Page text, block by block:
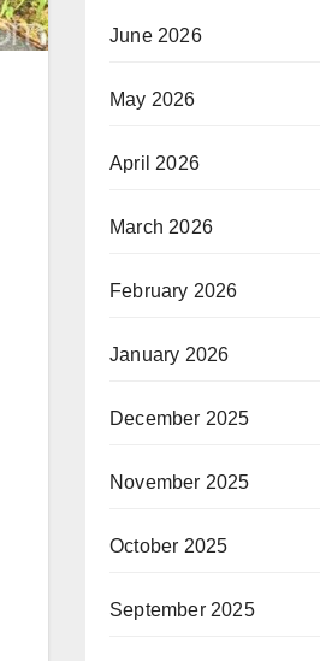
June 2026
May 2026
April 2026
March 2026
February 2026
January 2026
December 2025
November 2025
October 2025
September 2025